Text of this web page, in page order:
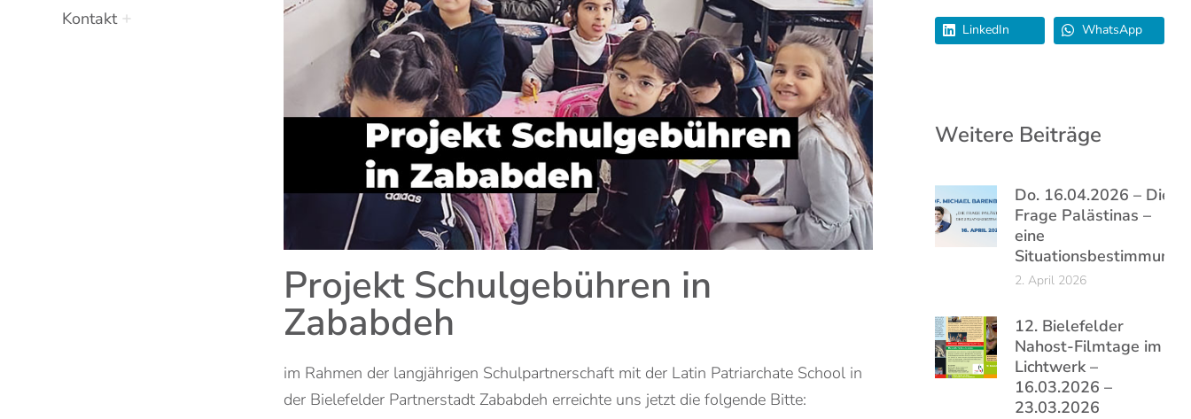
Kontakt
Projekt Schulgebühren in
Zababdeh
im Rahmen der langjährigen Schulpartnerschaft mit der Latin Patriarchate School in
der Bielefelder Partnerstadt Zababdeh erreichte uns jetzt die folgende Bitte:
LinkedIn WhatsApp
Weitere Beiträge
Do. 16.04.2026 – Die
Frage Palästinas –
eine
Situationsbestimmung
2. April 2026
12. Bielefelder
Nahost-Filmtage im
Lichtwerk –
16.03.2026 –
23.03.2026